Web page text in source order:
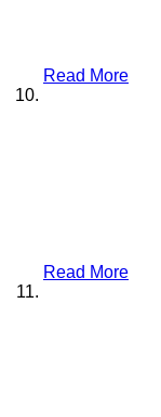
Read More
Read More